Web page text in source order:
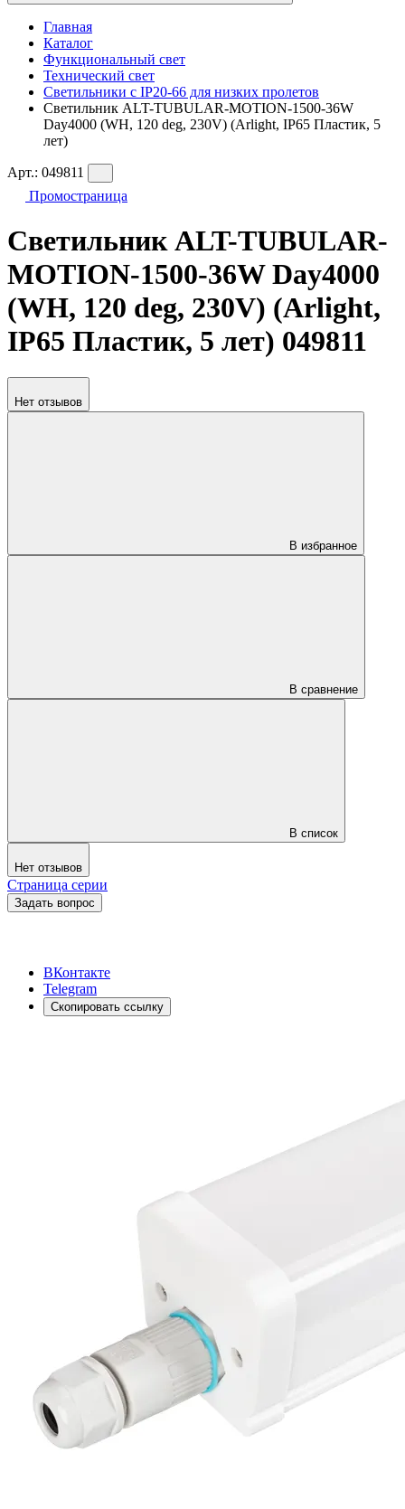
Главная
Каталог
Функциональный свет
Технический свет
Светильники с IP20-66 для низких пролетов
Светильник ALT-TUBULAR-MOTION-1500-36W
Day4000 (WH, 120 deg, 230V) (Arlight, IP65 Пластик, 5
лет)
Арт.: 049811
Промостраница
Светильник ALT-TUBULAR-
MOTION-1500-36W Day4000
(WH, 120 deg, 230V) (Arlight,
IP65 Пластик, 5 лет) 049811
Нет отзывов
В избранное
В сравнение
В список
Нет отзывов
Страница серии
Задать вопрос
ВКонтакте
Telegram
Скопировать ссылку